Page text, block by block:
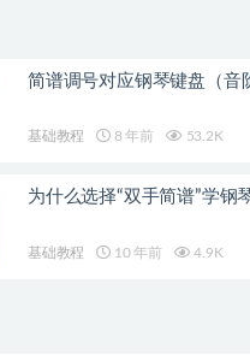
简谱调号对应钢琴键盘（音
基础教程 8 年前 53.2K
为什么选择“双手简谱”学钢
基础教程 10 年前 4.9K